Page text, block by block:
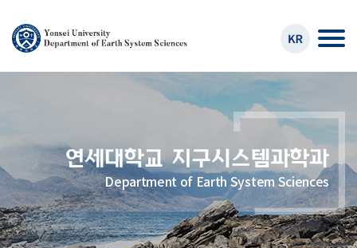
Department of Earth System Sciences